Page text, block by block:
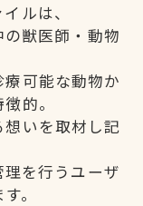
ルは、
獣医師・動物
可能な動物か
的。
いを取材し記
を行うユーザ
。